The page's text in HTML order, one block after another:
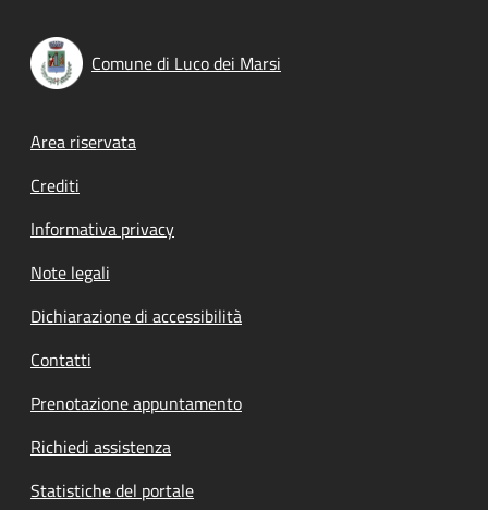
Comune di Luco dei Marsi
Footer menu
Area riservata
Crediti
Informativa privacy
Note legali
Dichiarazione di accessibilità
Contatti
Prenotazione appuntamento
Richiedi assistenza
Statistiche del portale